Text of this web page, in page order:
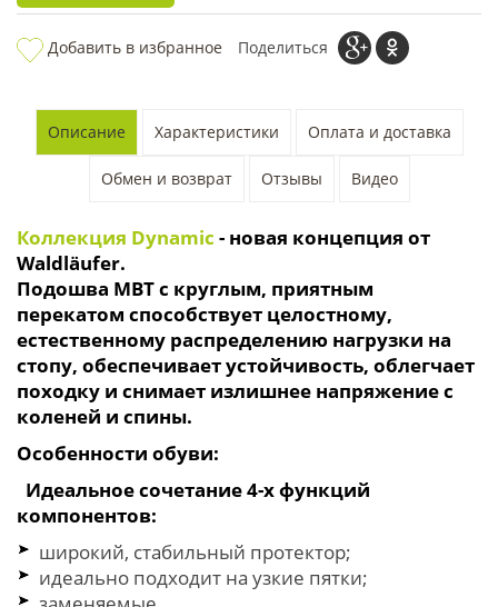
Добавить в избранное Поделиться
Описание Характеристики Оплата и доставка
Обмен и возврат Отзывы Видео
Коллекция Dynamic - новая концепция от
Waldläufer.
Подошва MBT с круглым, приятным
перекатом способствует целостному,
естественному распределению нагрузки на
стопу, обеспечивает устойчивость, облегчает
походку и снимает излишнее напряжение с
коленей и спины.
Особенности обуви:
Идеальное сочетание 4-х функций
компонентов:
широкий, стабильный протектор;
идеально подходит на узкие пятки;